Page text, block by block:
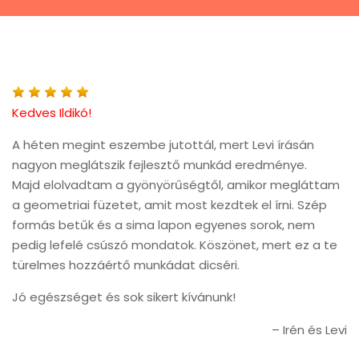
Kedves Ildikó!
A héten megint eszembe jutottál, mert Levi írásán
nagyon meglátszik fejlesztő munkád eredménye.
Majd elolvadtam a gyönyörűségtől, amikor megláttam
a geometriai füzetet, amit most kezdtek el írni. Szép
formás betűk és a sima lapon egyenes sorok, nem
pedig lefelé csúszó mondatok. Köszönet, mert ez a te
türelmes hozzáértő munkádat dicséri.
Jó egészséget és sok sikert kívánunk!
Irén és Levi